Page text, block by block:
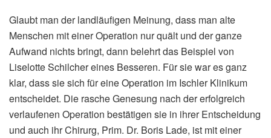
Glaubt man der landläufigen Meinung, dass man alte
Menschen mit einer Operation nur quält und der ganze
Aufwand nichts bringt, dann belehrt das Beispiel von
Liselotte Schilcher eines Besseren. Für sie war es ganz
klar, dass sie sich für eine Operation im Ischler Klinikum
entscheidet. Die rasche Genesung nach der erfolgreich
verlaufenen Operation bestätigen sie in ihrer Entscheidung
und auch ihr Chirurg, Prim. Dr. Boris Lade, ist mit einer